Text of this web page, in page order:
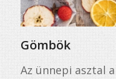
Gömbök
Az ünnepi asztal